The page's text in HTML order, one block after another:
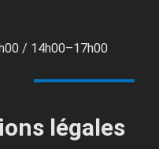
/ 14h00–17h00
légales